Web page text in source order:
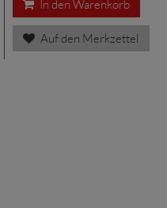
In den Warenkorb
Auf den Merkzettel